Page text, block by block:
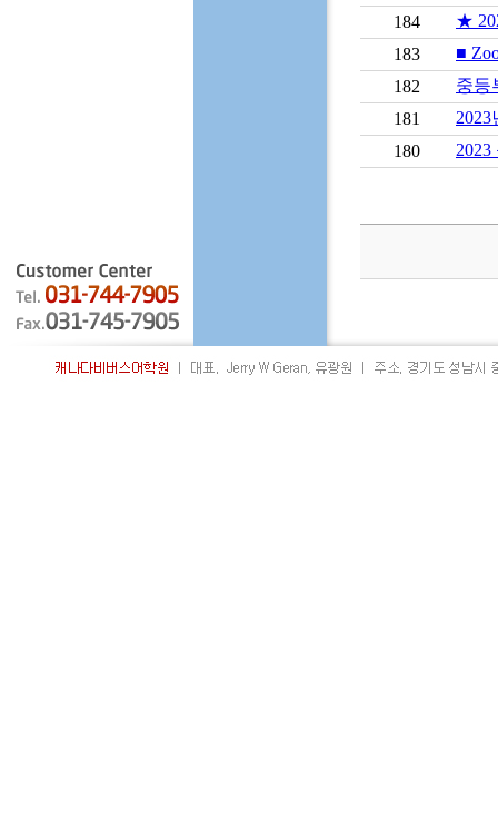
184
★
183
■
182
중등
181
180